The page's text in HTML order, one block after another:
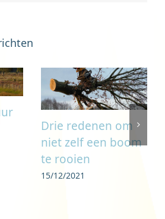
Drie redenen om
niet zelf een boom
te rooien
15/12/2021